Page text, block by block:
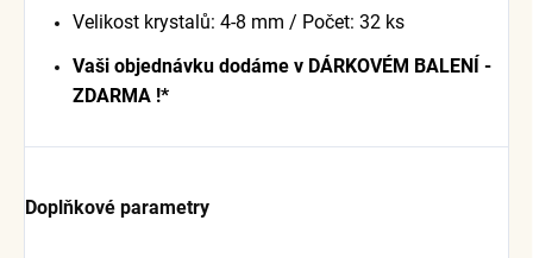
Velikost krystalů: 4-8 mm / Počet: 32 ks
Vaši objednávku dodáme v DÁRKOVÉM BALENÍ -
ZDARMA !*
Doplňkové parametry